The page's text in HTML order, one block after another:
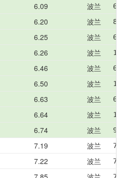
6.09 波兰
6.20 波兰
6.25 波兰
6.26 波兰
6.46 波兰
6.50 波兰
6.63 波兰
6.64 波兰
6.74 波兰
7.19 波兰
7.22 波兰